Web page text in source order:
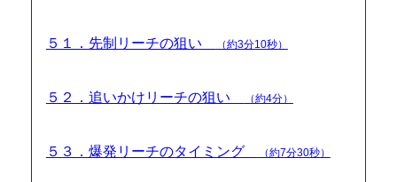
５１．先制リーチの狙い （約3分10秒）
５２．追いかけリーチの狙い （約4分）
５３．爆発リーチのタイミング （約7分30秒）